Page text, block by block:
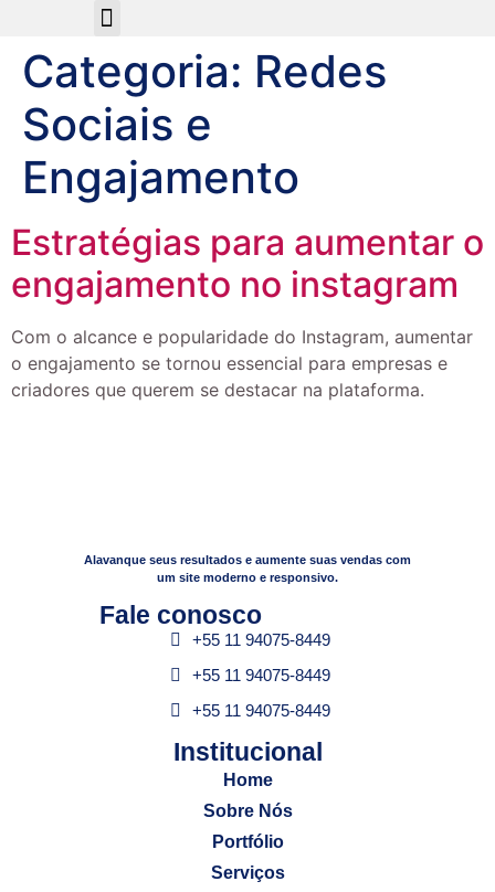
Categoria: Redes
Sociais e
Engajamento
Estratégias para aumentar o
engajamento no instagram
Com o alcance e popularidade do Instagram, aumentar
o engajamento se tornou essencial para empresas e
criadores que querem se destacar na plataforma.
Alavanque seus resultados e aumente suas vendas com
um site moderno e responsivo.
Fale conosco​
+55 11 94075-8449
+55 11 94075-8449
+55 11 94075-8449
Institucional​
Home
Sobre Nós
Portfólio
Serviços